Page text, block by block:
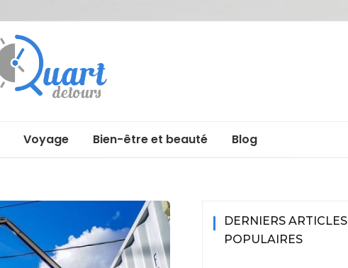
Voyage Bien-être et beauté Blog
DERNIERS ARTICLES
POPULAIRES